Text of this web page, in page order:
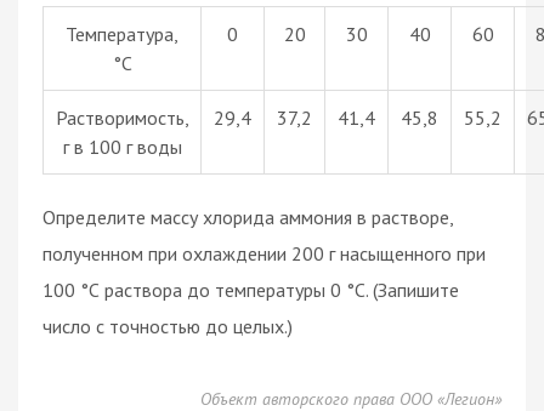
Температура,
°С
0 20 30 40 60
Растворимость,
г в 100 г воды
29,4 37,2 41,4 45,8 55,2
Определите массу хлорида аммония в растворе,
полученном при охлаждении 200 г насыщенного при
100 °С раствора до температуры 0 °С. (Запишите
число с точностью до целых.)
Объект авторского права ООО «Легион»